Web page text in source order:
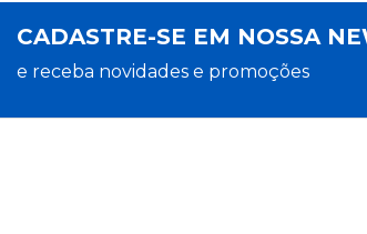
CADASTRE-SE EM NOSSA
e receba novidades e promoções